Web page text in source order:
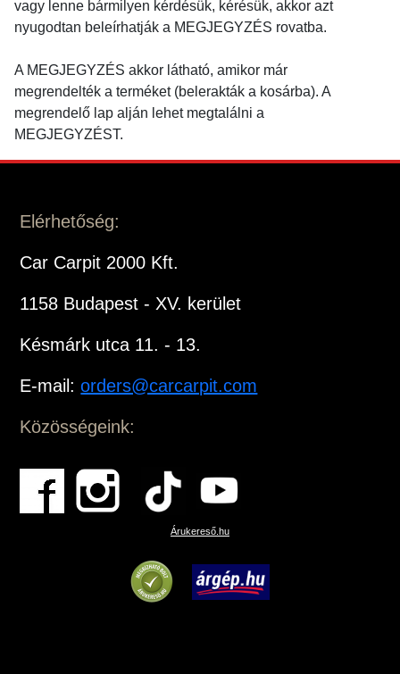
vagy lenne bármilyen kérdésük, kérésük, akkor azt
nyugodtan beleírhatják a MEGJEGYZÉS rovatba.
A MEGJEGYZÉS akkor látható, amikor már
megrendelték a terméket (belerakták a kosárba). A
megrendelő lap alján lehet megtalálni a
MEGJEGYZÉST.
Elérhetőség:
Car Carpit 2000 Kft.
1158 Budapest - XV. kerület
Késmárk utca 11. - 13.
E-mail:orders@carcarpit.com
Közösségeink:
Árukereső.hu